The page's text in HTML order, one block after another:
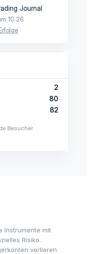
Journal
10:26
2
80
82
Besucher
Instrumente mit
Risiko.
verlieren